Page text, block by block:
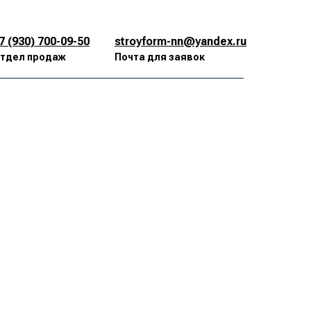
(930) 700-09-50
продаж
stroyform-nn@yandex.ru
Почта для заявок